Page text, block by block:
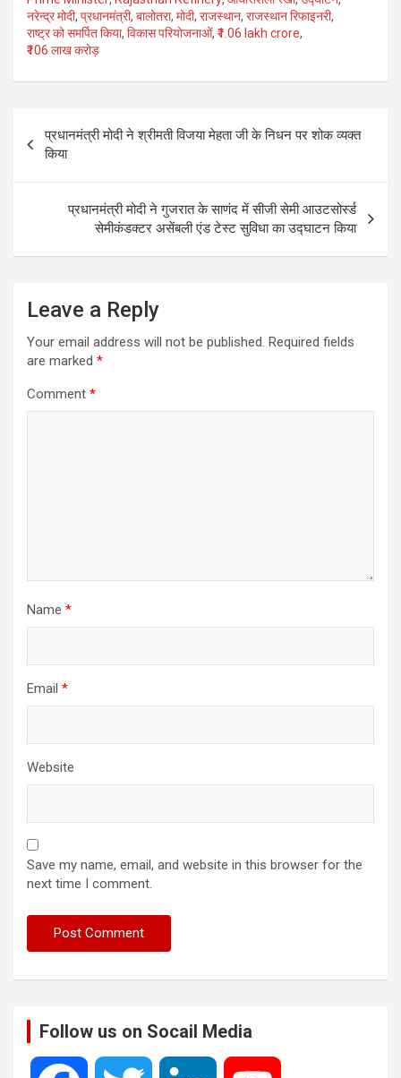
b
o
er
e
नरेन्द्र मोदी, प्रधानमंत्री, बालोतरा, मोदी, राजस्थान, राजस्थान रिफाइनरी,
राष्ट्र को समर्पित किया, विकास परियोजनाओं, ₹1.06 lakh crore,
₹106 लाख करोड़
navigation
प्रधानमंत्री मोदी ने श्रीमती विजया मेहता जी के निधन पर शोक व्यक्त
किया
प्रधानमंत्री मोदी ने गुजरात के साणंद में सीजी सेमी आउटसोर्स्ड
सेमीकंडक्टर असेंबली एंड टेस्ट सुविधा का उद्घाटन किया
Leave a Reply
Your email address will not be published. Required fields
are marked *
Comment *
Name *
Email *
Website
Save my name, email, and website in this browser for the
next time I comment.
Follow us on Socail Media